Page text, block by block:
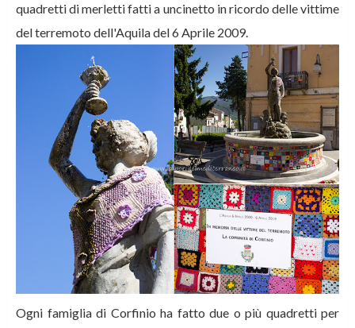
quadretti di merletti fatti a uncinetto in ricordo delle vittime
del terremoto dell'Aquila del 6 Aprile 2009.
Ogni famiglia di Corfinio ha fatto due o più quadretti per